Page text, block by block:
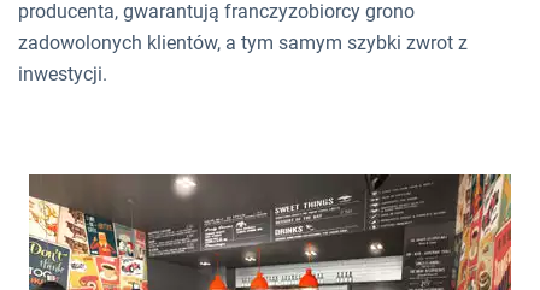
producenta, gwarantują franczyzobiorcy grono
zadowolonych klientów, a tym samym szybki zwrot z
inwestycji.